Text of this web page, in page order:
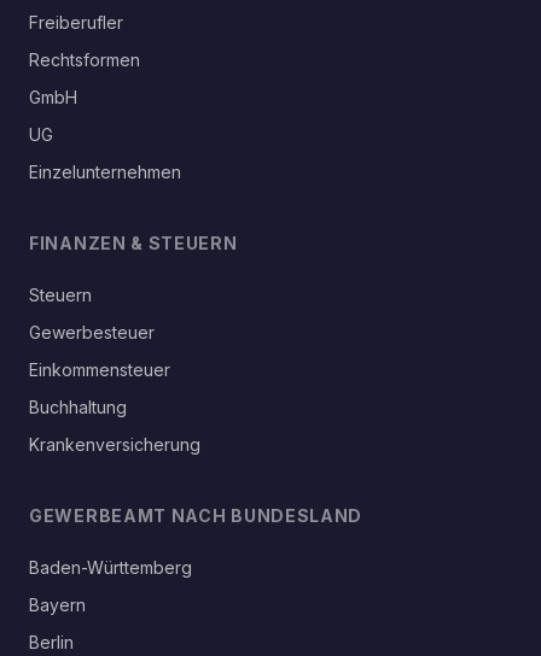
Freiberufler
Rechtsformen
GmbH
UG
Einzelunternehmen
FINANZEN & STEUERN
Steuern
Gewerbesteuer
Einkommensteuer
Buchhaltung
Krankenversicherung
GEWERBEAMT NACH BUNDESLAND
Baden-Württemberg
Bayern
Berlin